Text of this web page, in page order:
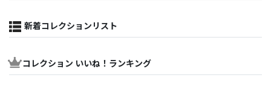
新着コレクションリスト
コレクション いいね！ランキング